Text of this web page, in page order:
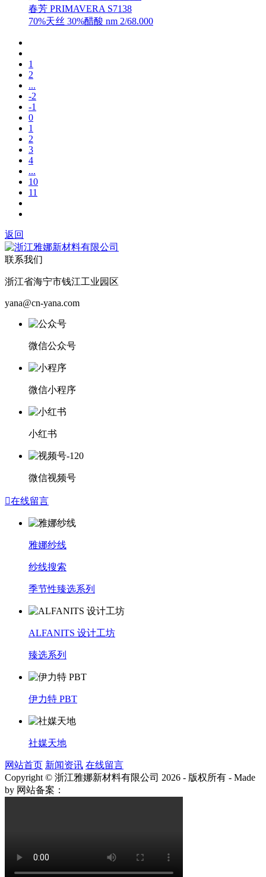
春芳 PRIMAVERA S7138
70%天丝 30%醋酸 nm 2/68.000
1
2
...
-2
-1
0
1
2
3
4
...
10
11
返回
联系我们
浙江省海宁市钱江工业园区
yana@cn-yana.com
微信公众号
微信小程序
小红书
微信视频号
在线留言
雅娜纱线
纱线搜索
季节性臻选系列
ALFANITS 设计工坊
臻选系列
伊力特 PBT
社媒天地
网站首页 新闻资讯 在线留言
Copyright © 浙江雅娜新材料有限公司 2026 - 版权所有 - Made
by 网站备案：